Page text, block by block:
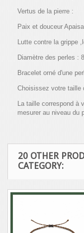
Vertus de la pierre :
Paix et douceur
Lutte contre la grippe
Diamètre des perles :
Bracelet orné d'une
Choisissez votre taille
La taille correspond
mesurer au niveau du
20 OTHER
CATEGORY: